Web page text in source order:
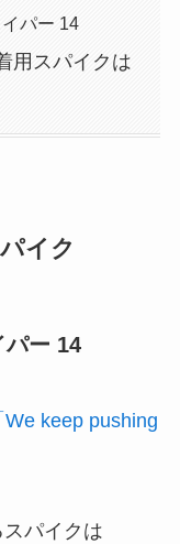
パー 14
用スパイクは
イク
パー 14
keep pushing
パイクは